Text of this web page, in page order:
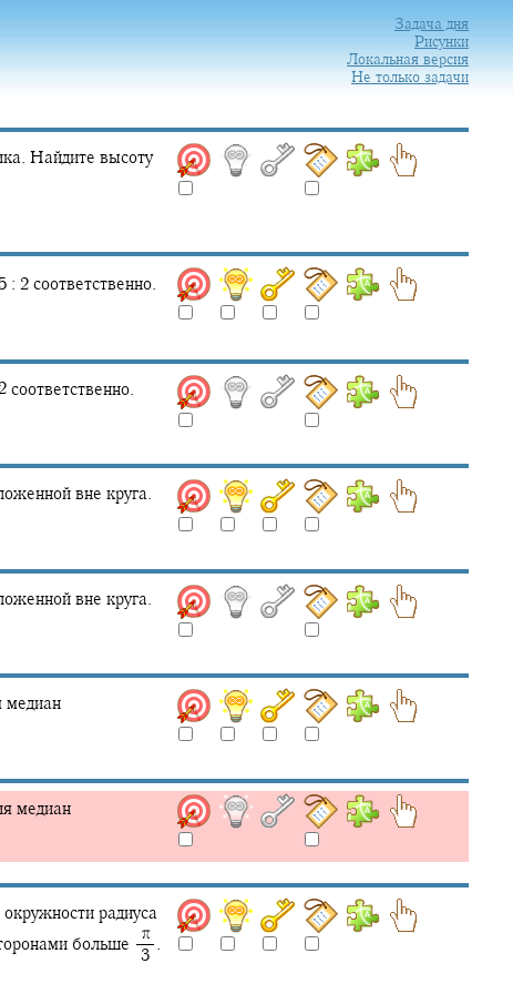
Задача дня
Рисунки
Локальная версия
Не только задачи
Найдите высоту
5 : 2 соответственно.
соответственно.
вне круга.
вне круга.
медиан
медиан
радиуса
больше
‍ π
‍ 3
.